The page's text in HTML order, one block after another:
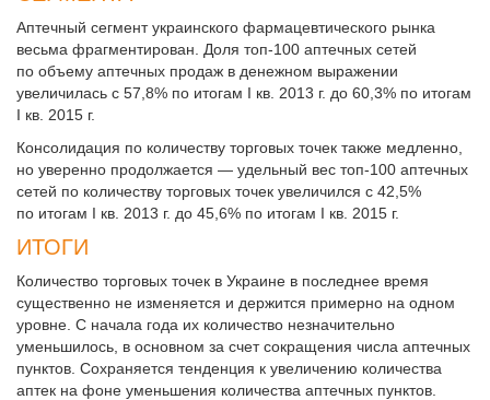
Аптечный сегмент украинского фармацевтического рынка
весьма фрагментирован. Доля топ-100 аптечных сетей
по объему аптечных продаж в денежном выражении
увеличилась с 57,8% по итогам I кв. 2013 г. до 60,3% по итогам
I кв. 2015 г.
Консолидация по количеству торговых точек также медленно,
но уверенно продолжается — удельный вес топ-100 аптечных
сетей по количес­тву торговых точек увеличился с 42,5%
по итогам I кв. 2013 г. до 45,6% по итогам I кв. 2015 г.
ИТОГИ
Количество торговых точек в Украине в последнее время
существенно не изменяется и держится примерно на одном
уровне. С начала года их количество незначительно
уменьшилось, в основном за счет сокращения числа аптечных
пунк­тов. Сохраняется тенденция к увеличению количества
аптек на фоне уменьшения количества аптечных пунктов.